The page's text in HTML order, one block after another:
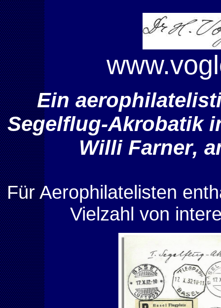
Ein
Segelflug-Akrobatik
Willi Farner,
Für Aerophilatelisten
Vielzahl von